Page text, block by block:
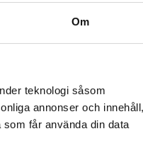
Om
teknologi såsom
annonser och innehåll,
får använda din data
om du har väldigt